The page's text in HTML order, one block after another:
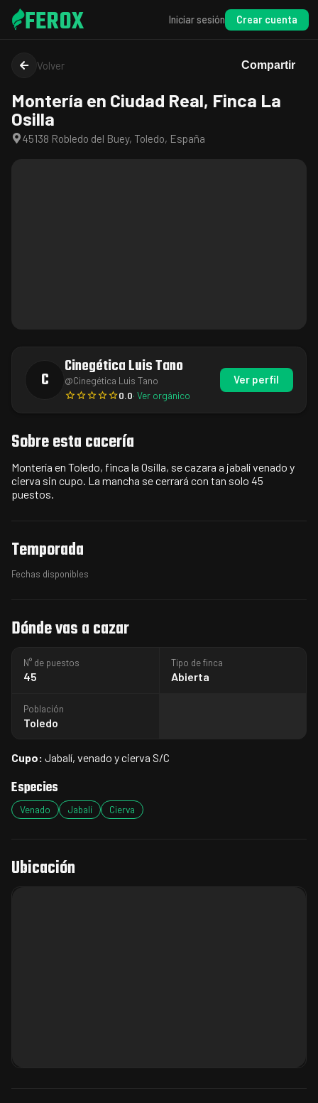
FEROX Iniciar sesión Crear cuenta
Volver Compartir
Montería en Ciudad Real, Finca La
Osilla
45138 Robledo del Buey, Toledo, España
C
Cinegética Luis Tano
@Cinegética Luis Tano
0.0· Ver orgánico
Ver perfil
Sobre esta cacería
Montería en Toledo, finca la Osilla, se cazara a jabalí venado y
cierva sin cupo. La mancha se cerrará con tan solo 45
puestos.
Temporada
Fechas disponibles
Dónde vas a cazar
N° de puestos
45
Tipo de finca
Abierta
Población
Toledo
Cupo: Jabalí, venado y cierva S/C
Especies
Venado Jabalí Cierva
Ubicación